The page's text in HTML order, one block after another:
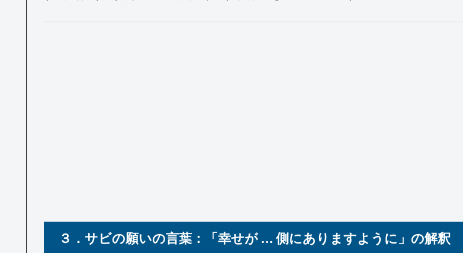
３．サビの願いの言葉：「幸せが … 側にありますように」の解釈